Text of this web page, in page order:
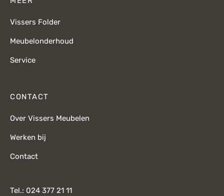
Vissers Folder
Meubelonderhoud
Service
CONTACT
Over Vissers Meubelen
Werken bij
Contact
Tel.: 024 377 21 11